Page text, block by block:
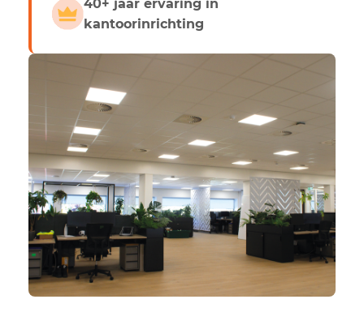
40+ jaar ervaring in
kantoorinrichting